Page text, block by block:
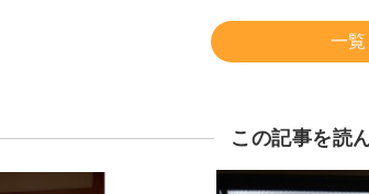
一
この記事を読